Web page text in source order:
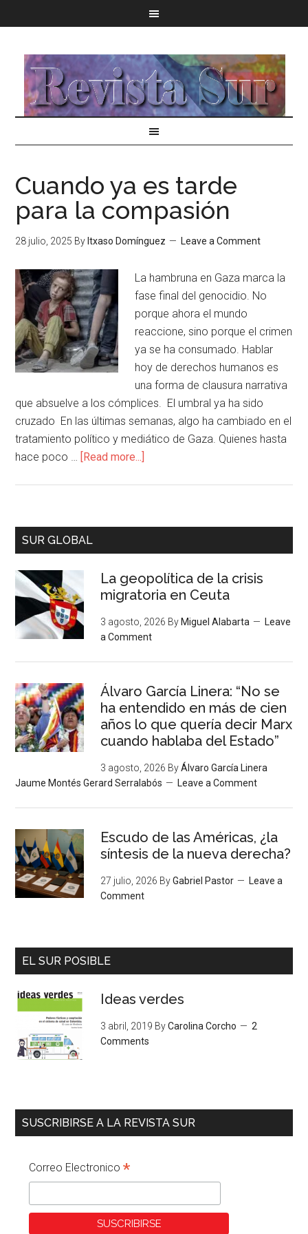
Cuando ya es tarde
para la compasión
28 julio, 2025 By Itxaso Domínguez Leave a Comment
La hambruna en Gaza marca la
fase final del genocidio. No
porque ahora el mundo
reaccione, sino porque el crimen
ya se ha consumado. Hablar
hoy de derechos humanos es
una forma de clausura narrativa
que absuelve a los cómplices. El umbral ya ha sido
cruzado En las últimas semanas, algo ha cambiado en el
tratamiento político y mediático de Gaza. Quienes hasta
hace poco … [Read more...]
SUR GLOBAL
La geopolítica de la crisis
migratoria en Ceuta
3 agosto, 2026 By Miguel Alabarta
Leave
a Comment
Álvaro García Linera: “No se
ha entendido en más de cien
años lo que quería decir Marx
cuando hablaba del Estado”
3 agosto, 2026 ByÁlvaro García Linera
Jaume Montés Gerard Serralabós
Leave a Comment
Escudo de las Américas, ¿la
síntesis de la nueva derecha?
27 julio, 2026 ByGabriel Pastor
Leave a
Comment
EL SUR POSIBLE
Ideas verdes
3 abril, 2019 ByCarolina Corcho
2
Comments
SUSCRIBIRSE A LA REVISTA SUR
Correo Electronico*